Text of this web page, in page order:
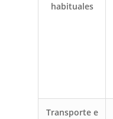
habituales
Transporte e